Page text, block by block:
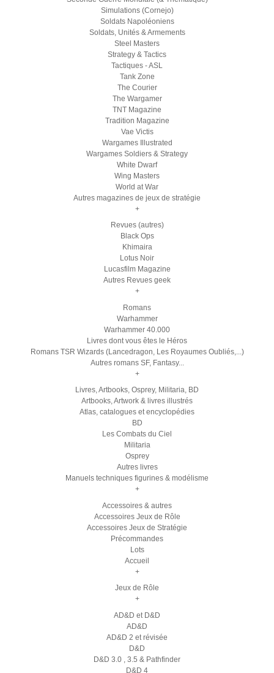
Simulations (Cornejo)
Soldats Napoléoniens
Soldats, Unités & Armements
Steel Masters
Strategy & Tactics
Tactiques - ASL
Tank Zone
The Courier
The Wargamer
TNT Magazine
Tradition Magazine
Vae Victis
Wargames Illustrated
Wargames Soldiers & Strategy
White Dwarf
Wing Masters
World at War
Autres magazines de jeux de stratégie
+
Revues (autres)
Black Ops
Khimaira
Lotus Noir
Lucasfilm Magazine
Autres Revues geek
+
Romans
Warhammer
Warhammer 40.000
Livres dont vous êtes le Héros
Romans TSR Wizards (Lancedragon, Les Royaumes Oubliés,...)
Autres romans SF, Fantasy...
+
Livres, Artbooks, Osprey, Militaria, BD
Artbooks, Artwork & livres illustrés
Atlas, catalogues et encyclopédies
BD
Les Combats du Ciel
Militaria
Osprey
Autres livres
Manuels techniques figurines & modélisme
+
Accessoires & autres
Accessoires Jeux de Rôle
Accessoires Jeux de Stratégie
Précommandes
Lots
Accueil
+
Jeux de Rôle
+
AD&D et D&D
AD&D
AD&D 2 et révisée
D&D
D&D 3.0 , 3.5 & Pathfinder
D&D 4